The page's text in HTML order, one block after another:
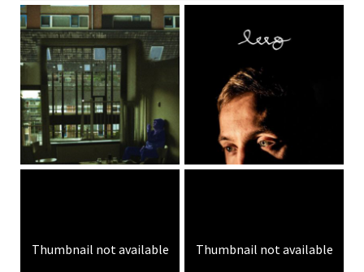
Thumbnail not available Thumbnail not available